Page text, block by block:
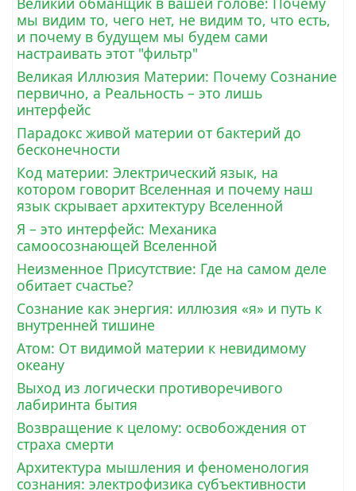
мы видим то, чего нет, не видим то, что есть,
и почему в будущем мы будем сами
настраивать этот "фильтр"
Великая Иллюзия Материи: Почему Сознание
первично, а Реальность – это лишь
интерфейс
Парадокс живой материи от бактерий до
бесконечности
Код материи: Электрический язык, на
котором говорит Вселенная и почему наш
язык скрывает архитектуру Вселенной
Я – это интерфейс: Механика
самоосознающей Вселенной
Неизменное Присутствие: Где на самом деле
обитает счастье?
Сознание как энергия: иллюзия «я» и путь к
внутренней тишине
Атом: От видимой материи к невидимому
океану
Выход из логически противоречивого
лабиринта бытия
Возвращение к целому: освобождения от
страха смерти
Архитектура мышления и феноменология
сознания: электрофизика субъективности